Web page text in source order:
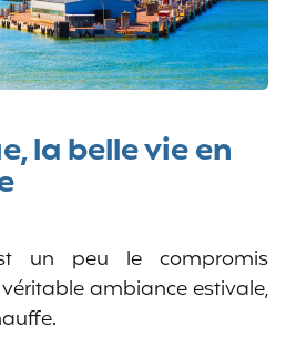
la belle vie en
un peu le compromis
ambiance estivale,